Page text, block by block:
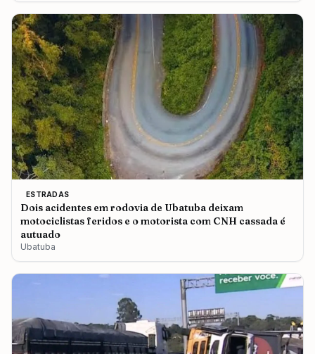
ESTRADAS
Dois acidentes em rodovia de Ubatuba deixam
motociclistas feridos e o motorista com CNH cassada é
autuado
Ubatuba